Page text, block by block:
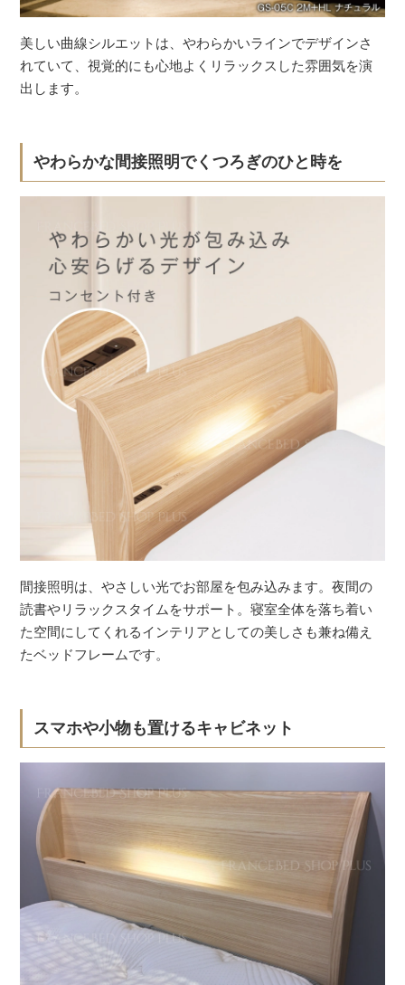
美しい曲線シルエットは、やわらかいラインでデザインさ
れていて、視覚的にも心地よくリラックスした雰囲気を演
出します。
やわらかな間接照明でくつろぎのひと時を
間接照明は、やさしい光でお部屋を包み込みます。夜間の
読書やリラックスタイムをサポート。寝室全体を落ち着い
た空間にしてくれるインテリアとしての美しさも兼ね備え
たベッドフレームです。
スマホや小物も置けるキャビネット